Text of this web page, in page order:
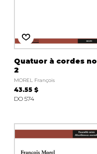
Quatuor à cordes
2
MOREL François
43.55 $
DO 574